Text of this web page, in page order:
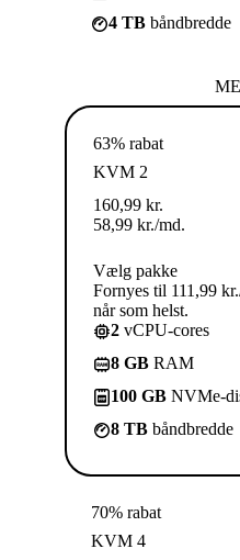
4 TB båndbredde
63% rabat
KVM 2
160,99 kr.
58,99 kr./md.
Vælg pakke
Fornyes til 111,99
når som helst.
2 vCPU-cores
8 GB RAM
100 GB NVMe-
8 TB båndbredde
70% rabat
KVM 4